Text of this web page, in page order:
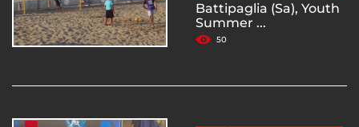
Battipaglia (Sa), Youth
Summer ...
50